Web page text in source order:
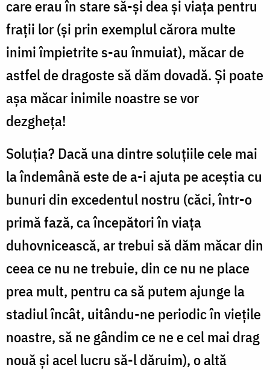
care erau în stare să-și dea și viața pentru
frații lor (și prin exemplul cărora multe
inimi împietrite s-au înmuiat), măcar de
astfel de dragoste să dăm dovadă. Și poate
așa măcar inimile noastre se vor
dezgheța!
Soluția? Dacă una dintre soluțiile cele mai
la îndemână este de a-i ajuta pe aceștia cu
bunuri din excedentul nostru (căci, într-o
primă fază, ca începători în viața
duhovnicească, ar trebui să dăm măcar din
ceea ce nu ne trebuie, din ce nu ne place
prea mult, pentru ca să putem ajunge la
stadiul încât, uitându-ne periodic în viețile
noastre, să ne gândim ce ne e cel mai drag
nouă și acel lucru să-l dăruim), o altă